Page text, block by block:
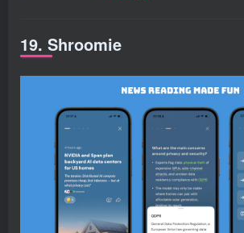
19. Shroomie